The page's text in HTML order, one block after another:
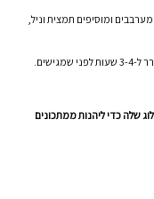
ומוסיפים תמצית וניל,
שלה כדי ליהנות ממתכונים